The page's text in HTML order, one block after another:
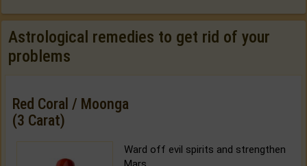
Astrological remedies to get rid of your
problems
Red Coral / Moonga
(3 Carat)
Ward off evil spirits and strengthen